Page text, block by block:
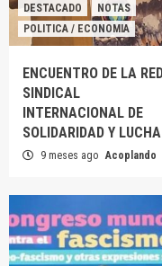
DESTACADO
NOTAS
POLITICA / ECONOMIA
ENCUENTRO DE LA
SINDICAL
INTERNACIONAL DE
SOLIDARIDAD Y LUCHA
9 meses ago Acoplando